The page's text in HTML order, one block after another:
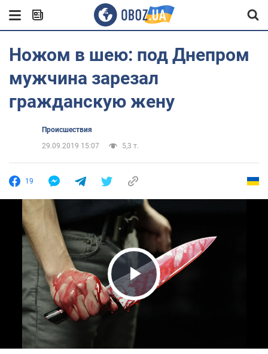
Ножом в шею: под Днепром
мужчина зарезал
гражданскую жену
Происшествия
29.09.2019 15:07
5,3 т.
19
Play Video